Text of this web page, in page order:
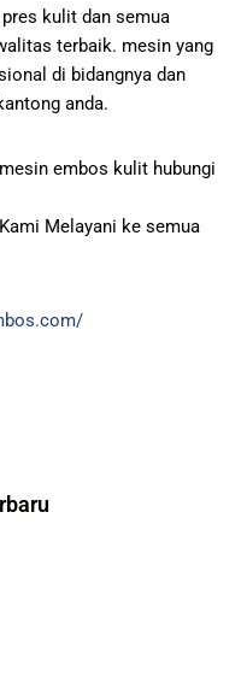
kulit dan semua
terbaik. mesin yang
di bidangnya dan
anda.
embos kulit hubungi
Melayani ke semua